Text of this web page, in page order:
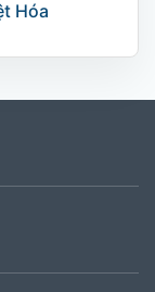
Hóa
07:30 -
Sáng 08:00